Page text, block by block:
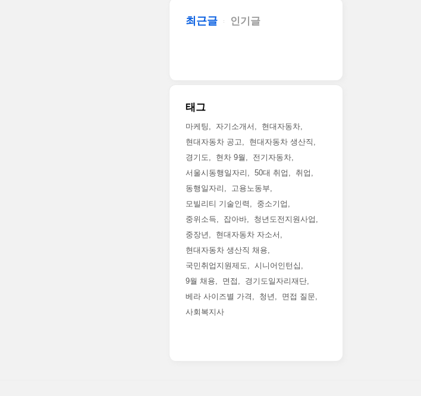
최근글 인기글
태그
마케팅 자기소개서
현대자동차
현대자동차 공고
현대자동차 생산직
경기도
현차 9월
전기자동차
서울시동행일자리
50대 취업
취업
동행일자리
고용노동부
모빌리티 기술인력
중소기업
중위소득
잡아바
청년도전지원사업
중장년
현대자동차 자소서
현대자동차 생산직 채용
국민취업지원제도
시니어인턴십
9월 채용
면접
경기도일자리재단
베라 사이즈별 가격
청년
면접 질문
사회복지사